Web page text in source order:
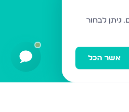
ניתן לבחור
אשר הכל